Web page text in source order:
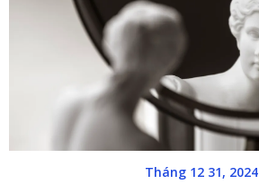
Tháng 12 31, 2024